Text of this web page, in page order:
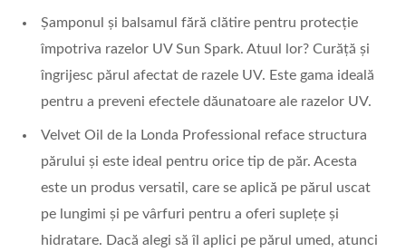
Șamponul și balsamul fără clătire pentru protecție
împotriva razelor UV Sun Spark. Atuul lor? Curăță și
îngrijesc părul afectat de razele UV. Este gama ideală
pentru a preveni efectele dăunatoare ale razelor UV.
Velvet Oil de la Londa Professional reface structura
părului și este ideal pentru orice tip de păr. Acesta
este un produs versatil, care se aplică pe părul uscat
pe lungimi și pe vârfuri pentru a oferi suplețe și
hidratare. Dacă alegi să îl aplici pe părul umed, atunci